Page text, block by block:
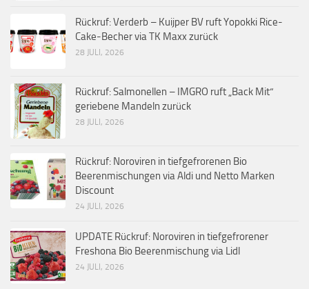
Rückruf: Verderb – Kuijper BV ruft Yopokki Rice-
Cake-Becher via TK Maxx zurück
28 JULI, 2026
Rückruf: Salmonellen – IMGRO ruft „Back Mit“
geriebene Mandeln zurück
28 JULI, 2026
Rückruf: Noroviren in tiefgefrorenen Bio
Beerenmischungen via Aldi und Netto Marken
Discount
24 JULI, 2026
UPDATE Rückruf: Noroviren in tiefgefrorener
Freshona Bio Beerenmischung via Lidl
24 JULI, 2026